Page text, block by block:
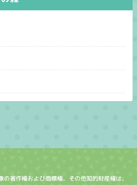
著作権および商標権、その他知的財産権は、